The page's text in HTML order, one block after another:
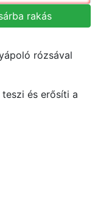
rakás
rózsával
és erősíti a